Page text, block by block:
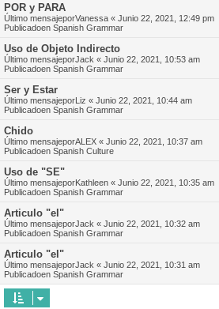
POR y PARA
Último mensajeporVanessa « Junio 22, 2021, 12:49 pm
Publicadoen Spanish Grammar
Uso de Objeto Indirecto
Último mensajeporJack « Junio 22, 2021, 10:53 am
Publicadoen Spanish Grammar
Ser y Estar
Último mensajeporLiz « Junio 22, 2021, 10:44 am
Publicadoen Spanish Grammar
Chido
Último mensajeporALEX « Junio 22, 2021, 10:37 am
Publicadoen Spanish Culture
Uso de "SE"
Último mensajeporKathleen « Junio 22, 2021, 10:35 am
Publicadoen Spanish Grammar
Articulo "el"
Último mensajeporJack « Junio 22, 2021, 10:32 am
Publicadoen Spanish Grammar
Articulo "el"
Último mensajeporJack « Junio 22, 2021, 10:31 am
Publicadoen Spanish Grammar